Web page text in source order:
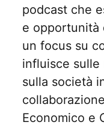
podcast che
e opportunità
un focus su
influisce
sulla società
Economico e